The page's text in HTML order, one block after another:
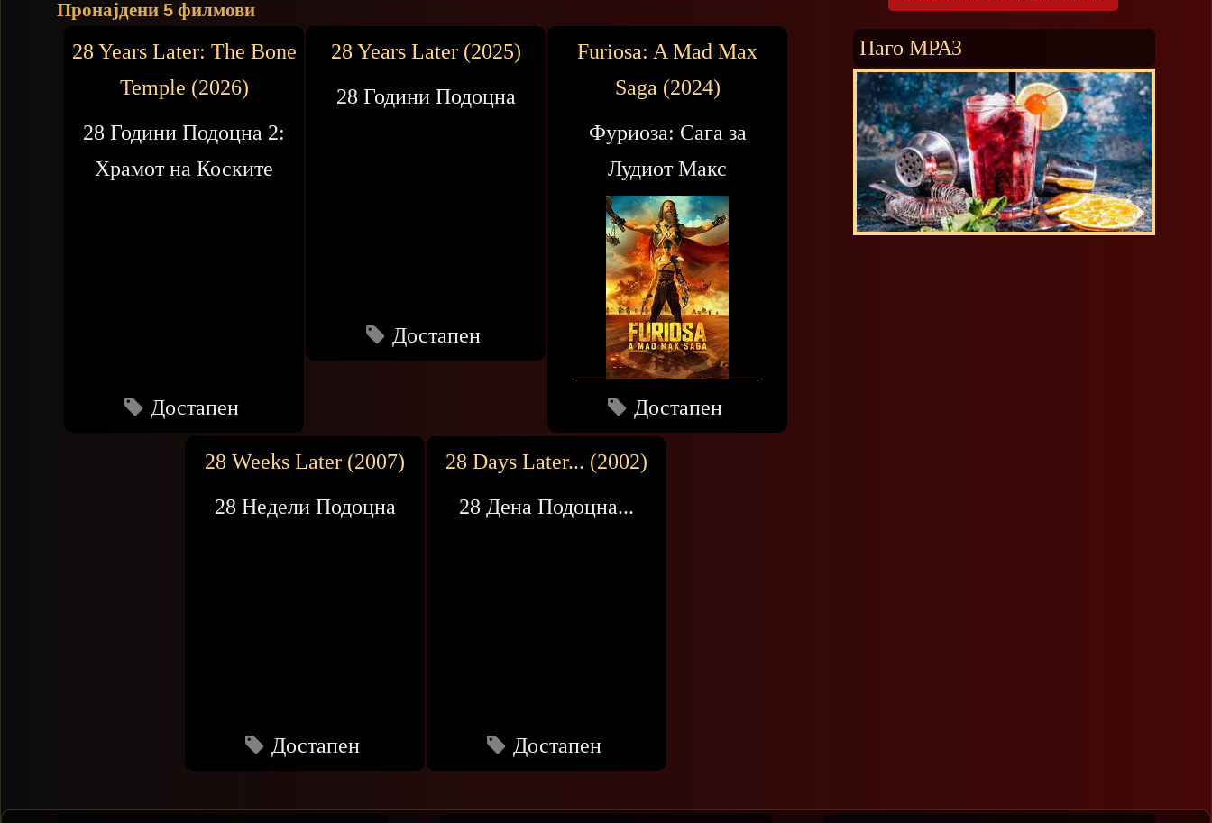
Пронајдени 5 филмови
28 Years Later: The Bone
Temple (2026)
28 Години Подоцна 2:
Храмот на Коските
Достапен
28 Years Later (2025)
28 Години Подоцна
Достапен
Furiosa: A Mad Max
Saga (2024)
Фуриоза: Сага за
Лудиот Макс
Достапен
28 Weeks Later (2007)
28 Недели Подоцна
Достапен
28 Days Later... (2002)
28 Дена Подоцна...
Достапен
Паго МРАЗ